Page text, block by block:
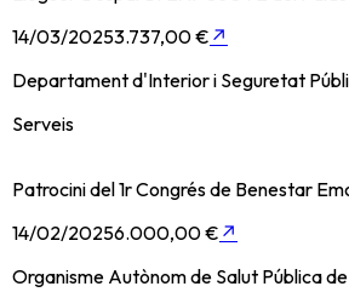
14/03/20253.737,00 € ↗
Departament d'Interior i Seguretat
Serveis
Patrocini del 1r Congrés de Benestar
14/02/20256.000,00 € ↗
Organisme Autònom de Salut Pública